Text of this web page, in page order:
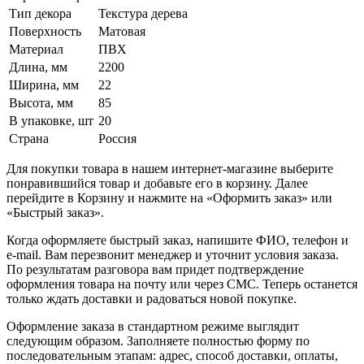
Тип декора
Текстура дерева
Поверхность
Матовая
Материал
ПВХ
Длина, мм
2200
Ширина, мм
22
Высота, мм
85
В упаковке, шт 20
Страна
Россия
Для покупки товара в нашем интернет-магазине выберите
понравившийся товар и добавьте его в корзину. Далее
перейдите в Корзину и нажмите на «Оформить заказ» или
«Быстрый заказ».
Когда оформляете быстрый заказ, напишите ФИО, телефон и
e-mail. Вам перезвонит менеджер и уточнит условия заказа.
По результатам разговора вам придет подтверждение
оформления товара на почту или через СМС. Теперь останется
только ждать доставки и радоваться новой покупке.
Оформление заказа в стандартном режиме выглядит
следующим образом. Заполняете полностью форму по
последовательным этапам: адрес, способ доставки, оплаты,